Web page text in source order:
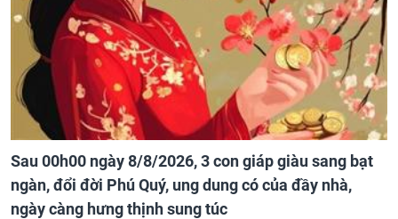
Sau 00h00 ngày 8/8/2026, 3 con giáp giàu sang bạt
ngàn, đổi đời Phú Quý, ung dung có của đầy nhà,
ngày càng hưng thịnh sung túc